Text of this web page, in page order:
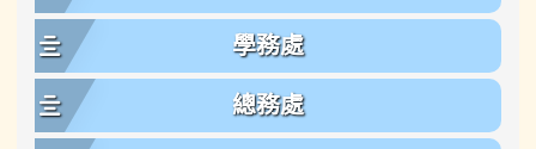
學務處
總務處